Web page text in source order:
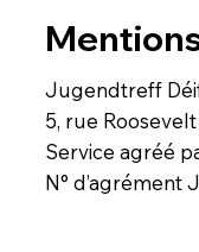
Jugendtreff
5, rue
Service agréé
N° d’agrément